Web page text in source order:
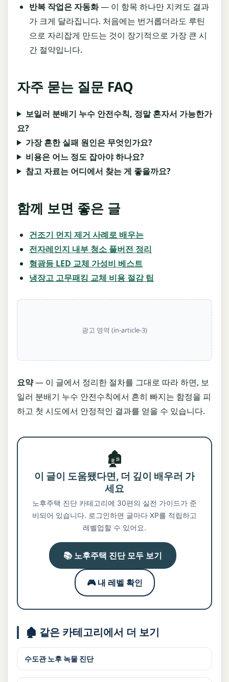
반복 작업은 자동화— 이 항목 하나만 지켜도 결과
가 크게 달라집니다. 처음에는 번거롭더라도 루틴
으로 자리잡게 만드는 것이 장기적으로 가장 큰 시
간 절약입니다.
자주 묻는 질문 FAQ
보일러 분배기 누수 안전수칙, 정말 혼자서 가능한가
요?
가장 흔한 실패 원인은 무엇인가요?
비용은 어느 정도 잡아야 하나요?
참고 자료는 어디에서 찾는 게 좋을까요?
함께 보면 좋은 글
건조기 먼지 제거 사례로 배우는
전자레인지 내부 청소 풀버전 정리
형광등 LED 교체 가성비 베스트
냉장고 고무패킹 교체 비용 절감 팁
광고 영역 (in-article-3)
요약— 이 글에서 정리한 절차를 그대로 따라 하면, 보
일러 분배기 누수 안전수칙에서 흔히 빠지는 함정을 피
하고 첫 시도에서 안정적인 결과를 얻을 수 있습니다.
🏚️
이 글이 도움됐다면, 더 깊이 배우러 가
세요
노후주택 진단 카테고리에 30편의 실전 가이드가 준
비되어 있습니다. 로그인하면 글마다 XP를 적립하고
레벨업할 수 있어요.
📚 노후주택 진단 모두 보기
🎮 내 레벨 확인
🏚️ 같은 카테고리에서 더 보기
수도관 노후 녹물 진단